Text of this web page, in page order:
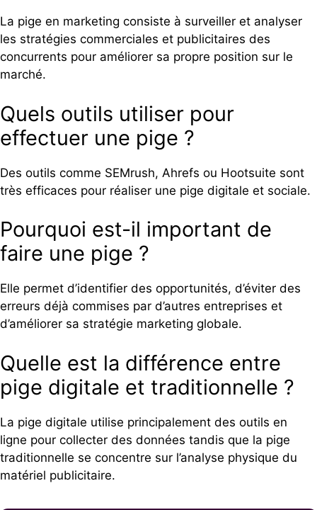
La pige en marketing consiste à surveiller et analyser
les stratégies commerciales et publicitaires des
concurrents pour améliorer sa propre position sur le
marché.
Quels outils utiliser pour
effectuer une pige ?
Des outils comme SEMrush, Ahrefs ou Hootsuite sont
très efficaces pour réaliser une pige digitale et sociale.
Pourquoi est-il important de
faire une pige ?
Elle permet d’identifier des opportunités, d’éviter des
erreurs déjà commises par d’autres entreprises et
d’améliorer sa stratégie marketing globale.
Quelle est la différence entre
pige digitale et traditionnelle ?
La pige digitale utilise principalement des outils en
ligne pour collecter des données tandis que la pige
traditionnelle se concentre sur l’analyse physique du
matériel publicitaire.